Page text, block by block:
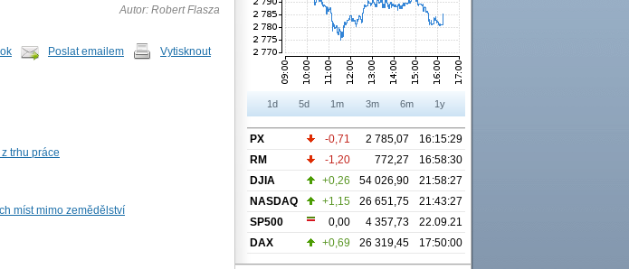
Autor: Robert Flasza
Poslat emailem Vytisknout
trhu práce
míst mimo zemědělství
1d 5d 1m 3m 6m 1y
PX -0,71 2 785,07
16:15:29
RM
-1,20 772,27
16:58:30
DJIA
+0,26 54 026,90
21:58:27
NASDAQ
+1,15 26 651,75
21:43:27
SP500
0,00 4 357,73
22.09.21
DAX
+0,69 26 319,45 17:50:00